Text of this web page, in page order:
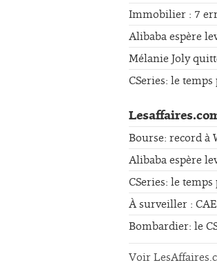
Immobilier : 7
Alibaba espère
Mélanie Joly
CSeries: le
Bourse: record à
Alibaba espère
CSeries: le
À surveiller :
Bombardier: le
Voir